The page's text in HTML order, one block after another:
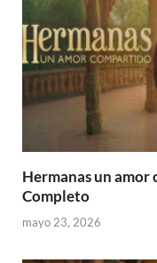
Hermanas un
Completo
mayo 23, 2026